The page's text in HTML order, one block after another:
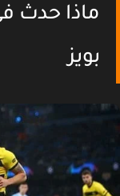
ماذا حدث
بويز